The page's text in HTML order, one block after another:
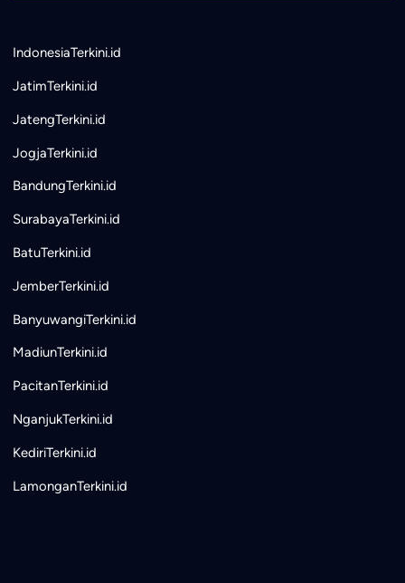
IndonesiaTerkini.id
JatimTerkini.id
JatengTerkini.id
JogjaTerkini.id
BandungTerkini.id
SurabayaTerkini.id
BatuTerkini.id
JemberTerkini.id
BanyuwangiTerkini.id
MadiunTerkini.id
PacitanTerkini.id
NganjukTerkini.id
KediriTerkini.id
LamonganTerkini.id